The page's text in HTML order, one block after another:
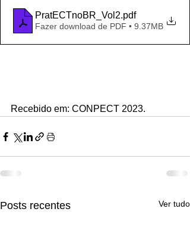
PratECTnoBR_Vol2.pdf
Fazer download de PDF • 9.37MB
Recebido em: CONPECT 2023.
Posts recentes Ver tudo